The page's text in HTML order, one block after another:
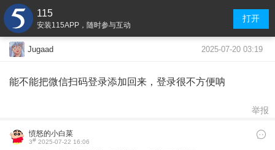
115
安装115APP，随时参与互动
打开
Jugaad 2025-07-20 03:19
能不能把微信扫码登录添加回来，登录很不方便呐
举报
愤怒的小白菜
3# 2025-07-22 16:06